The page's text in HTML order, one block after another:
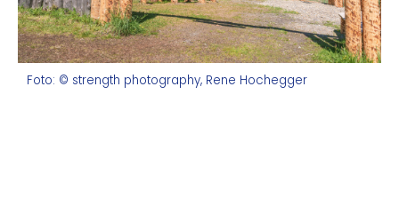
Foto: © strength photography, Rene Hochegger